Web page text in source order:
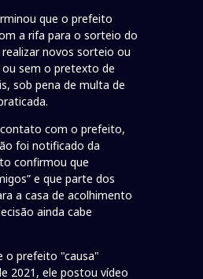
que o prefeito
a rifa para o sorteio do
novos sorteio ou
sem o pretexto de
sob pena de multa de
com o prefeito,
foi notificado da
confirmou que
e que parte dos
a casa de acolhimento
ainda cabe
o prefeito "causa"
2021, ele postou vídeo